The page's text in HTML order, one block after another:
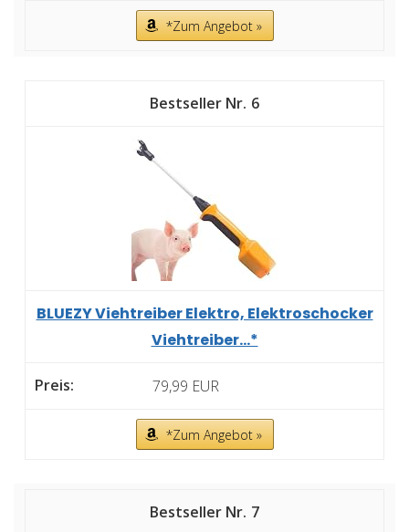
*Zum Angebot »
6
BLUEZY Viehtreiber Elektro, Elektroschocker
Viehtreiber...*
79,99 EUR
*Zum Angebot »
7